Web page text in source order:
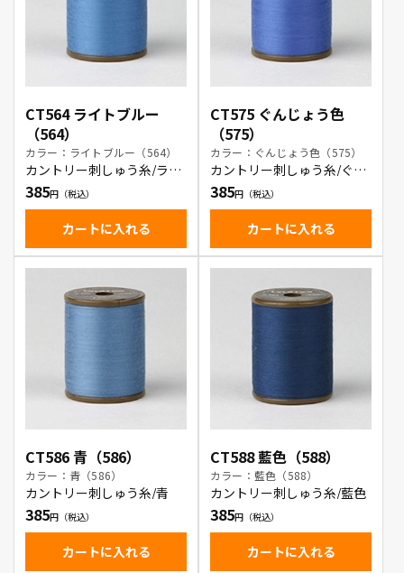
CT564 ライトブルー
（564）
カラー：ライトブルー（564）
カントリー刺しゅう糸/ライ
トブルー
385
カートに入れる
CT575 ぐんじょう色
（575）
カラー：ぐんじょう色（575）
カントリー刺しゅう糸/ぐん
じょう色
385
カートに入れる
CT586 青（586）
カラー：青（586）
カントリー刺しゅう糸/青
385
カートに入れる
CT588 藍色（588）
カラー：藍色（588）
カントリー刺しゅう糸/藍色
385
カートに入れる